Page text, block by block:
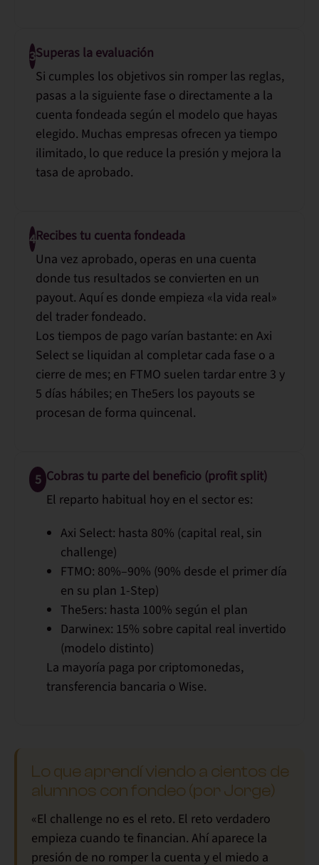
3Superas la evaluación
Si cumples los objetivos sin romper las reglas,
pasas a la siguiente fase o directamente a la
cuenta fondeada según el modelo que hayas
elegido. Muchas empresas ofrecen ya tiempo
ilimitado, lo que reduce la presión y mejora la
tasa de aprobado.
4Recibes tu cuenta fondeada
Una vez aprobado, operas en una cuenta
donde tus resultados se convierten en un
payout. Aquí es donde empieza «la vida real»
del trader fondeado.
Los tiempos de pago varían bastante: en Axi
Select se liquidan al completar cada fase o a
cierre de mes; en FTMO suelen tardar entre 3 y
5 días hábiles; en The5ers los payouts se
procesan de forma quincenal.
5 Cobras tu parte del beneficio (profit split)
El reparto habitual hoy en el sector es:
Axi Select: hasta 80% (capital real, sin
challenge)
FTMO: 80%–90% (90% desde el primer día
en su plan 1-Step)
The5ers: hasta 100% según el plan
Darwinex: 15% sobre capital real invertido
(modelo distinto)
La mayoría paga por criptomonedas,
transferencia bancaria o Wise.
Lo que aprendí viendo a cientos de
alumnos con fondeo (por Jorge)
«El challenge no es el reto. El reto verdadero
empieza cuando te financian. Ahí aparece la
presión de no romper la cuenta y el miedo a